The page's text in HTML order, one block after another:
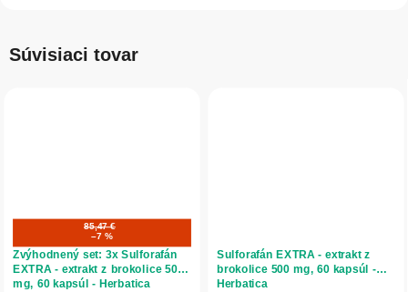
Súvisiaci tovar
85,47 €
–7 %
Zvýhodnený set: 3x Sulforafán
EXTRA - extrakt z brokolice 500
mg, 60 kapsúl - Herbatica
Sulforafán EXTRA - extrakt z
brokolice 500 mg, 60 kapsúl -
Herbatica